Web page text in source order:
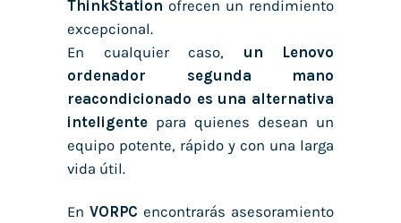
ThinkStation ofrecen un rendimiento
excepcional.
En cualquier caso, un
Lenovo
ordenador segunda mano
reacondicionado es una alternativa
inteligente para quienes desean un
equipo potente, rápido y con una larga
vida útil.
En VORPC encontrarás asesoramiento